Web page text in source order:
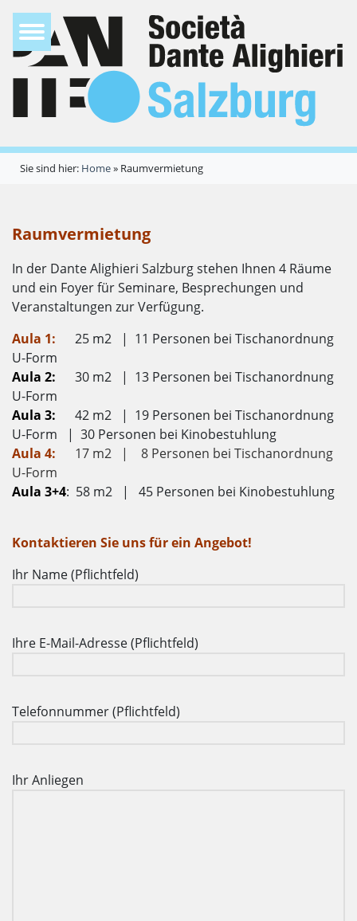
Sie sind hier: Home» Raumvermietung
Raumvermietung
In der Dante Alighieri Salzburg stehen Ihnen 4 Räume
und ein Foyer für Seminare, Besprechungen und
Veranstaltungen zur Verfügung.
Aula 1: 25 m2 | 11 Personen bei Tischanordnung
U-Form
Aula 2: 30 m2 | 13 Personen bei Tischanordnung
U-Form
Aula 3: 42 m2 | 19 Personen bei Tischanordnung
U-Form | 30 Personen bei Kinobestuhlung
Aula 4: 17 m2 | 8 Personen bei Tischanordnung
U-Form
Aula 3+4: 58 m2 | 45 Personen bei Kinobestuhlung
Kontaktieren Sie uns für ein Angebot!
Ihr Name (Pflichtfeld)
Ihre E-Mail-Adresse (Pflichtfeld)
Telefonnummer (Pflichtfeld)
Ihr Anliegen